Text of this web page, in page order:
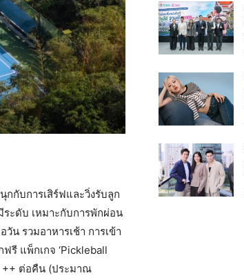
กับการเสิร์ฟและวิ่งรับลูก
ะดับ เหมาะกับการพักผ่อน
น รวมอาหารเช้า การเข้า
รี แพ็กเกจ ‘Pickleball
++ ต่อคืน (ประมาณ